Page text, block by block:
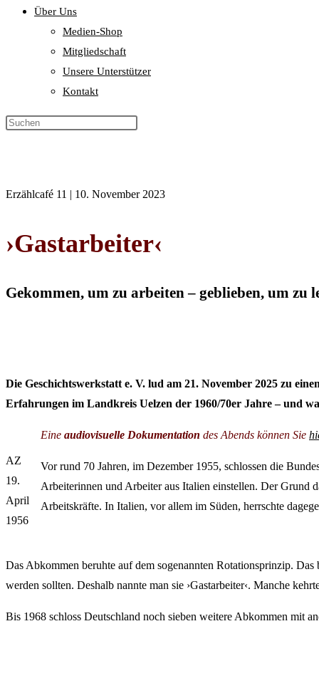
Über Uns
Medien-Shop
Mitgliedschaft
Unsere Unterstützer
Kontakt
Erzählcafé 11 | 10. November 2023
›Gastarbeiter‹
Gekommen, um zu arbeiten – geblieben, um zu
Die Geschichtswerkstatt e. V. lud am 21. November 2025 zu
Erfahrungen im Landkreis Uelzen der 1960/70er Jahre–und
AZ
19.
April
1956
Eine audiovisuelle Dokumentation des Abends können Sie
Vor rund 70 Jahren, im Dezember 1955, schlossen die
Arbeiterinnen und Arbeiter aus Italien einstellen. Der Grund
Arbeitskräfte. In Italien, vor allem im Süden, herrschte
Das Abkommen beruhte auf dem sogenannten Rotationsprinzip.
werden sollten. Deshalb nannte man sie ›Gastarbeiter‹. Manche
Bis 1968 schloss Deutschland noch sieben weitere Abkommen mit